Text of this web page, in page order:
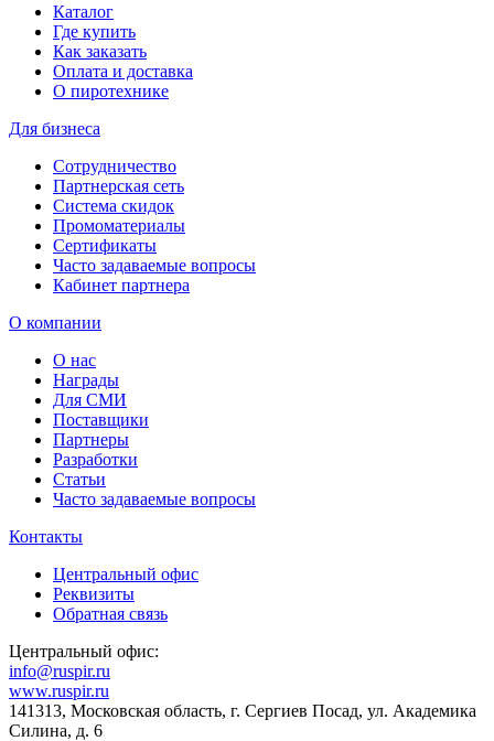
Каталог
Где купить
Как заказать
Оплата и доставка
О пиротехнике
Для бизнеса
Сотрудничество
Партнерская сеть
Система скидок
Промоматериалы
Сертификаты
Часто задаваемые вопросы
Кабинет партнера
О компании
О нас
Награды
Для СМИ
Поставщики
Партнеры
Разработки
Статьи
Часто задаваемые вопросы
Контакты
Центральный офис
Реквизиты
Обратная связь
Центральный офис:
info@ruspir.ru
www.ruspir.ru
141313, Московская область, г. Сергиев Посад, ул. Академика
Силина, д. 6